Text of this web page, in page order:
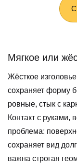
Мягкое или
Жёсткое
сохраняет форму
ровные, стык с
Контакт с руками,
проблема:
сохраняет вид
важна строгая